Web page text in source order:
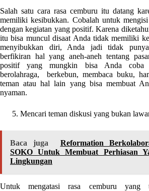
Salah satu cara rasa cemburu itu datang
memiliki kesibukkan. Cobalah untuk
dengan kegiatan yang positif. Karena
itu bisa muncul disaat Anda tidak memiliki
menyibukkan diri, Anda jadi tidak
berfikiran hal yang aneh-aneh tentang
positif yang mungkin bisa Anda coba
berolahraga, berkebun, membaca buku,
teman atau hal lain yang bisa membuat
nyaman.
Mencari teman diskusi yang bukan
Baca juga
Reformation
SOKO Untuk Membuat Perhiasan
Lingkungan
Untuk mengatasi rasa cemburu yang